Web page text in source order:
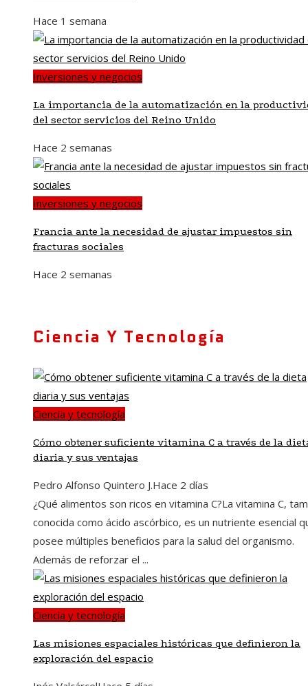
Hace 1 semana
Inversiones y negocios
La importancia de la automatización en la
del sector servicios del Reino Unido
Hace 2 semanas
Inversiones y negocios
Francia ante la necesidad de ajustar impuestos sin
fracturas sociales
Hace 2 semanas
Ciencia Y Tecnología
Ciencia y tecnología
Cómo obtener suficiente vitamina C a través de la
diaria y sus ventajas
Pedro Alfonso Quintero J.Hace 2 días
¿Qué alimentos son ricos en vitamina C?La vitamina C,
conocida como ácido ascórbico, es un nutriente esencial
posee múltiples beneficios para la salud del organismo.
Además de reforzar el ...
Ciencia y tecnología
Las misiones espaciales históricas que definieron la
exploración del espacio